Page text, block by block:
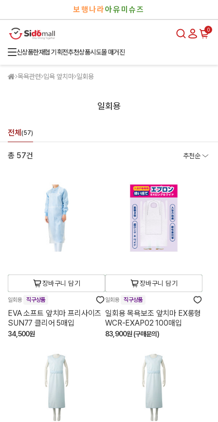
보행나라아유미슈즈
0
신상품한재협 기획전추천상품시도몰 매거진
목욕관련 입욕 앞치마 일회용
일회용
전체 (57)
총 57건 추천순
장바구니 담기
일회용 직구상품
EVA 소프트 앞치마 프리사이즈
SUN77 클리어 5매입
34,500원
장바구니 담기
일회용 직구상품
일회용 목욕보조 앞치마 EX롱형
WCR-EXAP02 100매입
83,900원 (구매문의)